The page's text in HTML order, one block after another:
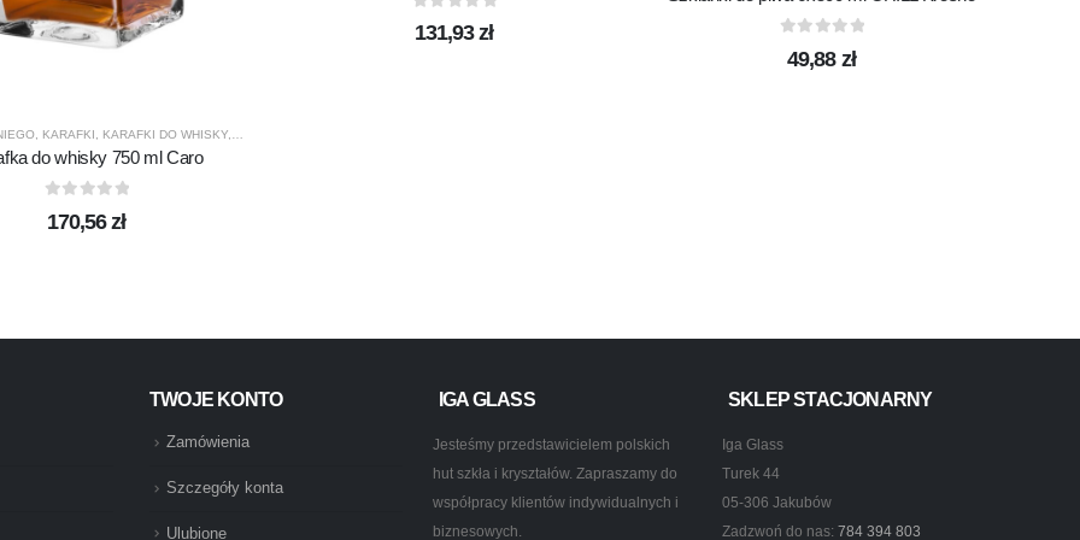
, PROMOCJE,TERMISIL
, KARAFKI, KARAFKI DO WHISKY, KROSNO GLASS
do whisky 750 ml Caro
170,56zł
131,93zł
49,88 zł
TWOJE KONTO
Zamówienia
Szczegóły konta
Ulubione
IGA GLASS
Jesteśmy przedstawicielem polskich
hut szkła i kryształów. Zapraszamy do
współpracy klientów indywidualnych i
biznesowych.
SKLEP STACJONARNY
Iga Glass
Turek 44
05-306 Jakubów
Zadzwoń do nas: 784 394 803